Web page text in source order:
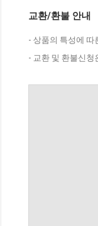
교환/환불 안내
- 상품의 특성에
- 교환 및 환불신청